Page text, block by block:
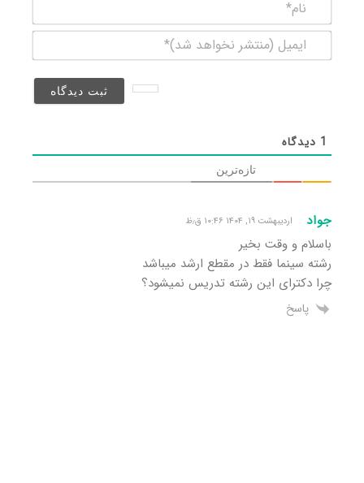
(منتشر
1 دیدگاه
تازه‌ترین
جواد اردیبهشت ۱۹, ۱۴۰۴ ۱۰:۴۶ ق٫ظ
باسلام و وقت بخیر
رشته سینما فقط در مقطع ارشد میباشد
چرا دکترای این رشته تدریس نمیشود؟
پاسخ